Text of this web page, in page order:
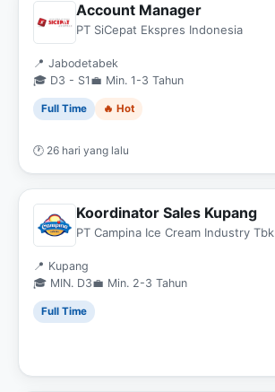
Account Manager
PT SiCepat Ekspres Indonesia
📍 Jabodetabek
🎓 D3 - S1 💼 Min. 1-3 Tahun
Full Time 🔥 Hot
🕐 26 hari yang lalu
Koordinator Sales Kupang
PT Campina Ice Cream Industry Tbk
📍 Kupang
🎓 MIN. D3💼 Min. 2-3 Tahun
Full Time